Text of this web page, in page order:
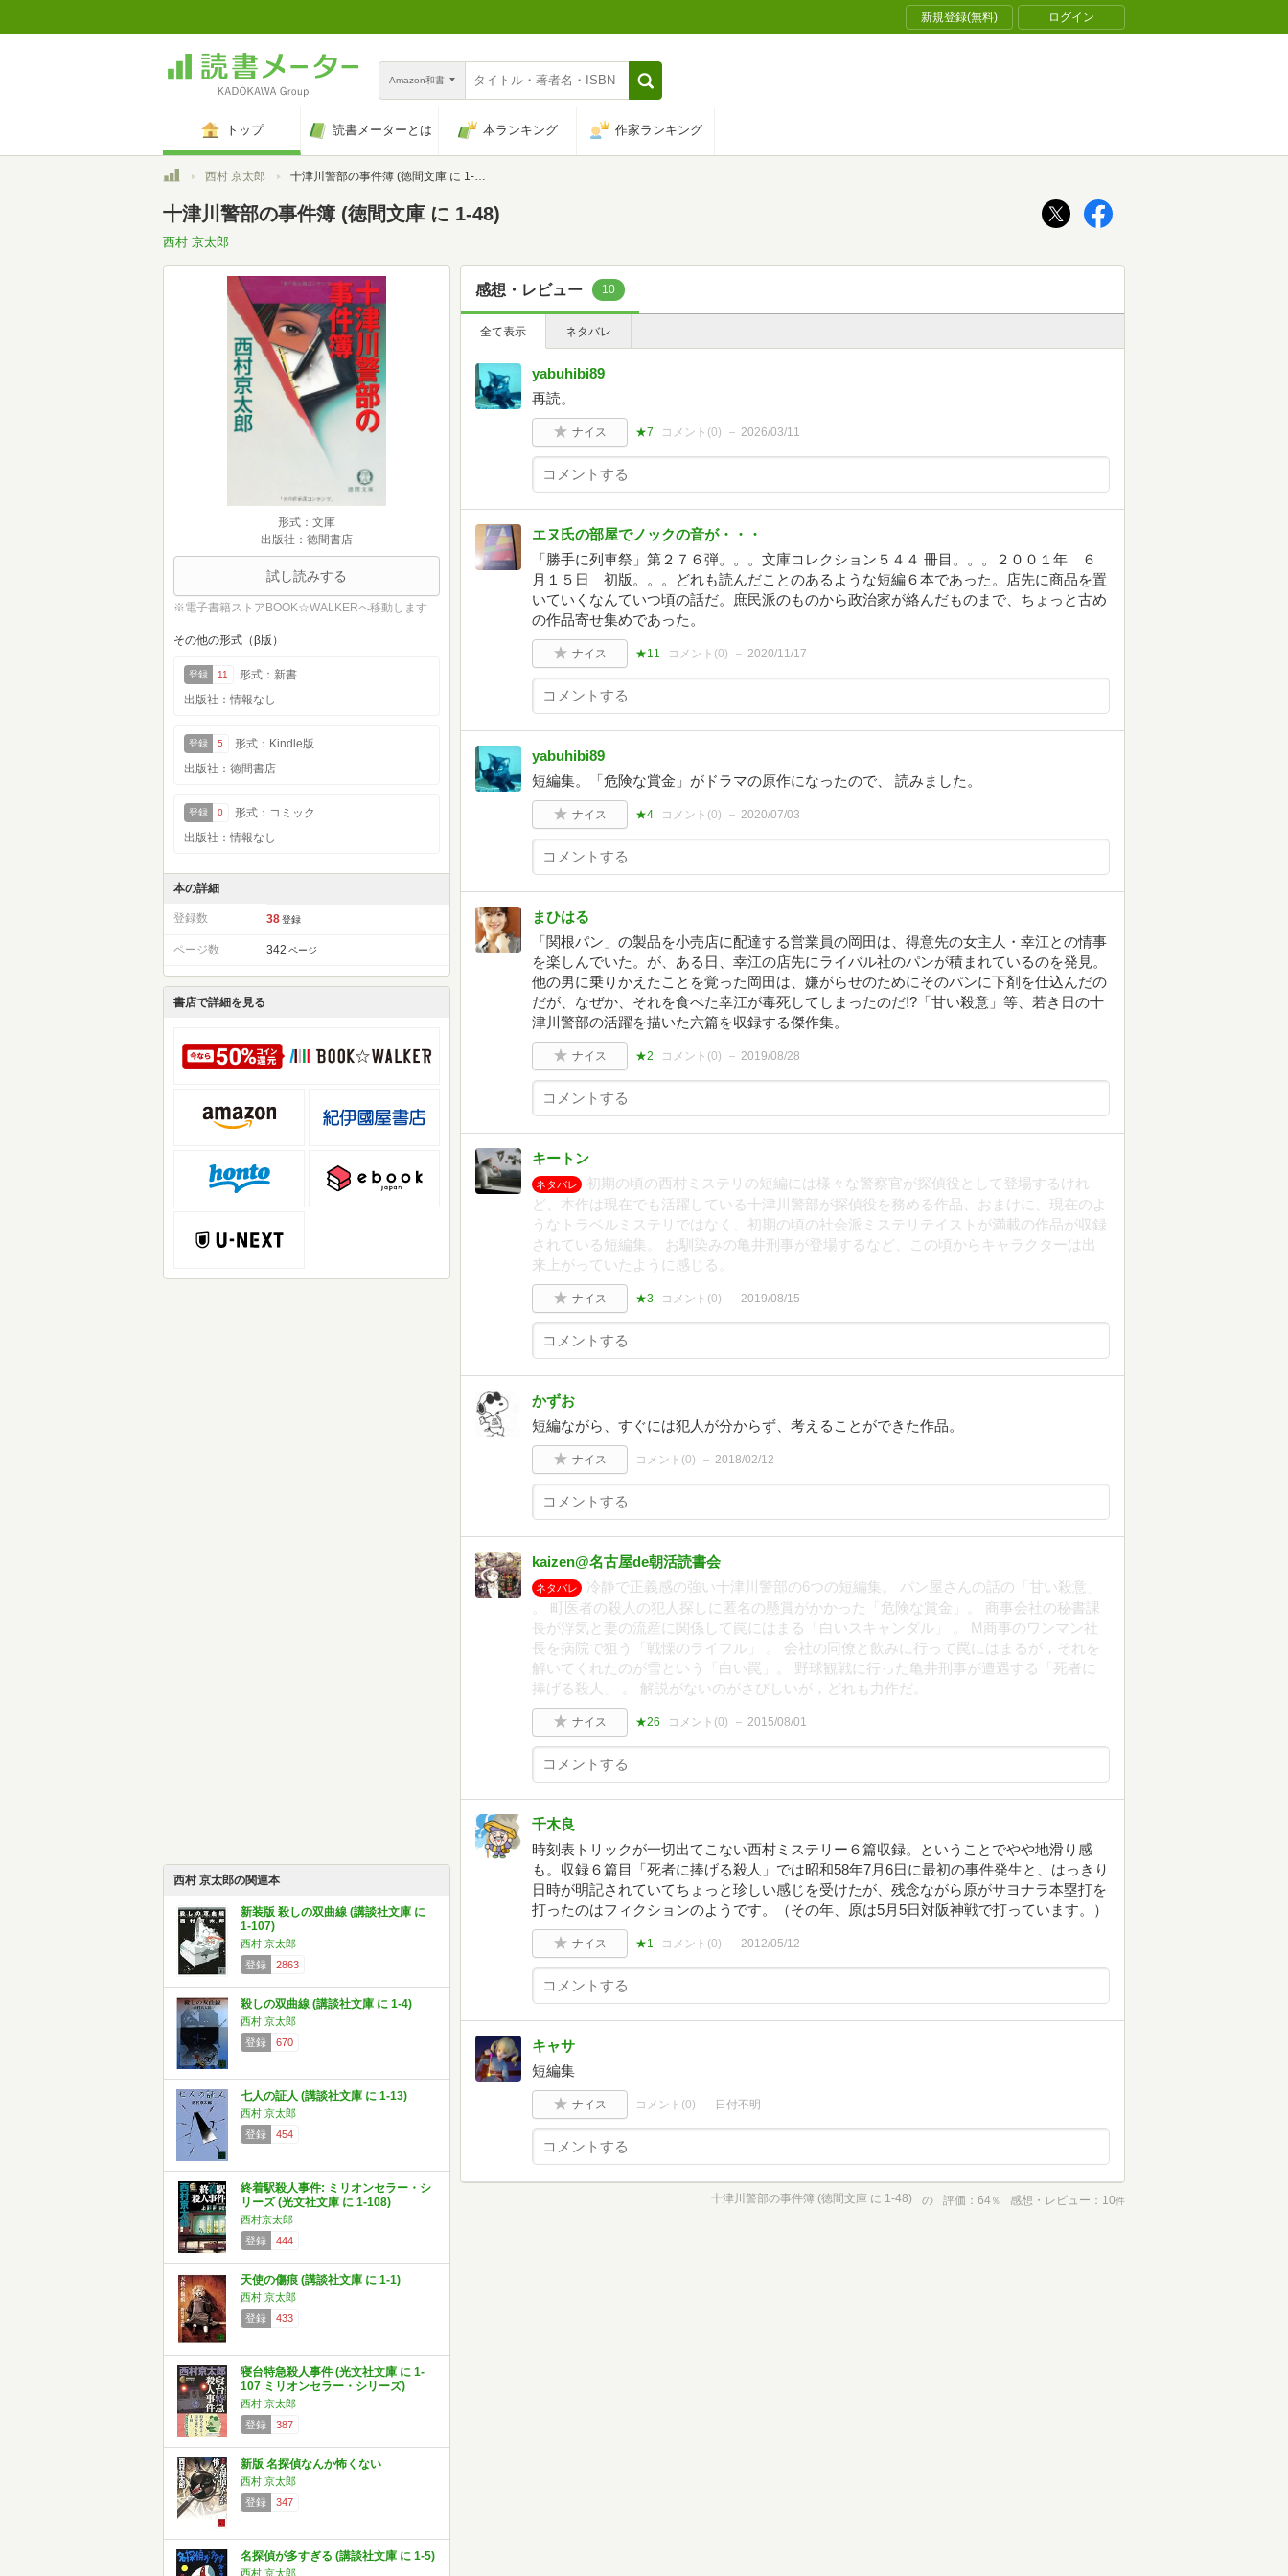
新規登録(無料) ログイン
Amazon和書
トップ 読書メーターとは 本ランキング 作家ランキング
トップ西村 京太郎 十津川警部の事件簿 (徳間文庫 に 1-48)
十津川警部の事件簿 (徳間文庫 に 1-48)
西村 京太郎
形式：文庫
出版社：徳間書店
試し読みする
※電子書籍ストアBOOK☆WALKERへ移動します
その他の形式（β版）
登録 11
形式：新書
出版社：情報なし
登録 5
形式：Kindle版
出版社：徳間書店
登録 0
形式：コミック
出版社：情報なし
本の詳細
登録数 38 登録
ページ数 342 ページ
書店で詳細を見る
西村 京太郎の関連本
新装版 殺しの双曲線 (講談社文庫 に
1-107)
西村 京太郎
登録
2863
殺しの双曲線 (講談社文庫 に 1-4)
西村 京太郎
登録
670
七人の証人 (講談社文庫 に 1-13)
西村 京太郎
登録
454
終着駅殺人事件: ミリオンセラー・シ
リーズ (光文社文庫 に 1-108)
西村京太郎
登録
444
天使の傷痕 (講談社文庫 に 1-1)
西村 京太郎
登録
433
寝台特急殺人事件 (光文社文庫 に 1-
107 ミリオンセラー・シリーズ)
西村 京太郎
登録
387
新版 名探偵なんか怖くない
西村 京太郎
登録
347
名探偵が多すぎる (講談社文庫 に 1-5)
西村 京太郎
感想・レビュー 10
全て表示 ネタバレ
yabuhibi89
再読。
ナイス ★7 コメント(0) 2026/03/11
エヌ氏の部屋でノックの音が・・・
「勝手に列車祭」第２７６弾。。。文庫コレクション５４４ 冊目。。。２００１年 ６
月１５日 初版。。。どれも読んだことのあるような短編６本であった。店先に商品を置
いていくなんていつ頃の話だ。庶民派のものから政治家が絡んだものまで、ちょっと古め
の作品寄せ集めであった。
ナイス ★11 コメント(0) 2020/11/17
yabuhibi89
短編集。「危険な賞金」がドラマの原作になったので、 読みました。
ナイス ★4 コメント(0) 2020/07/03
まひはる
「関根パン」の製品を小売店に配達する営業員の岡田は、得意先の女主人・幸江との情事
を楽しんでいた。が、ある日、幸江の店先にライバル社のパンが積まれているのを発見。
他の男に乗りかえたことを覚った岡田は、嫌がらせのためにそのパンに下剤を仕込んだの
だが、なぜか、それを食べた幸江が毒死してしまったのだ!?「甘い殺意」等、若き日の十
津川警部の活躍を描いた六篇を収録する傑作集。
ナイス ★2 コメント(0) 2019/08/28
キートン
ネタバレ
初期の頃の西村ミステリの短編には様々な警察官が探偵役として登場するけれ
ど、本作は現在でも活躍している十津川警部が探偵役を務める作品、おまけに、現在のよ
うなトラベルミステリではなく、初期の頃の社会派ミステリテイストが満載の作品が収録
されている短編集。 お馴染みの亀井刑事が登場するなど、この頃からキャラクターは出
来上がっていたように感じる。
ナイス ★3 コメント(0) 2019/08/15
かずお
短編ながら、すぐには犯人が分からず、考えることができた作品。
ナイス コメント(0) 2018/02/12
kaizen@名古屋de朝活読書会
ネタバレ
冷静で正義感の強い十津川警部の6つの短編集。 パン屋さんの話の「甘い殺意」
。 町医者の殺人の犯人探しに匿名の懸賞がかかった「危険な賞金」。 商事会社の秘書課
長が浮気と妻の流産に関係して罠にはまる「白いスキャンダル」 。 M商事のワンマン社
長を病院で狙う「戦慄のライフル」 。 会社の同僚と飲みに行って罠にはまるが，それを
解いてくれたのが雪という「白い罠」。 野球観戦に行った亀井刑事が遭遇する「死者に
捧げる殺人」 。 解説がないのがさびしいが，どれも力作だ。
ナイス ★26 コメント(0) 2015/08/01
千木良
時刻表トリックが一切出てこない西村ミステリー６篇収録。ということでやや地滑り感
も。収録６篇目「死者に捧げる殺人」では昭和58年7月6日に最初の事件発生と、はっきり
日時が明記されていてちょっと珍しい感じを受けたが、残念ながら原がサヨナラ本塁打を
打ったのはフィクションのようです。（その年、原は5月5日対阪神戦で打っています。）
ナイス ★1 コメント(0) 2012/05/12
キャサ
短編集
ナイス コメント(0) 日付不明
十津川警部の事件簿 (徳間文庫 に 1-48) の 評価 64％ 感想・レビュー 10件